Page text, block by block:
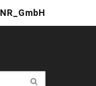
NR_GmbH